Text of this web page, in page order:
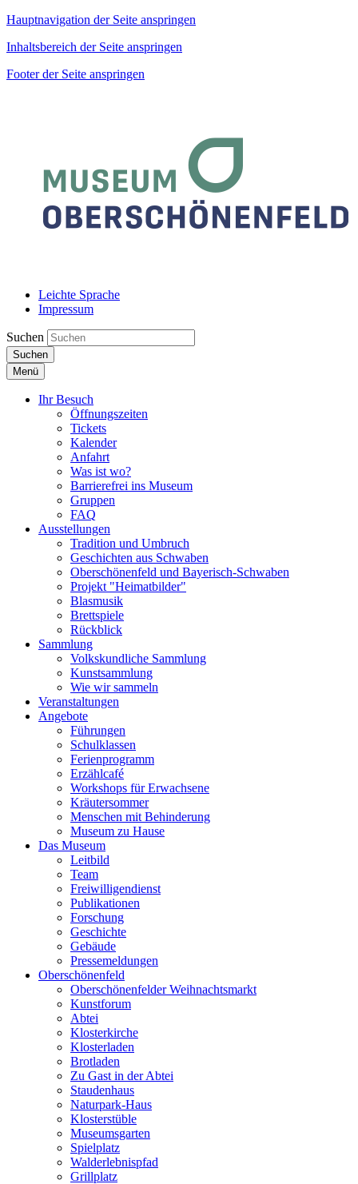
Hauptnavigation der Seite anspringen
Inhaltsbereich der Seite anspringen
Footer der Seite anspringen
Leichte Sprache
Impressum
Suchen
Suchen
Menü
Ihr Besuch
Öffnungszeiten
Tickets
Kalender
Anfahrt
Was ist wo?
Barrierefrei ins Museum
Gruppen
FAQ
Ausstellungen
Tradition und Umbruch
Geschichten aus Schwaben
Oberschönenfeld und Bayerisch-Schwaben
Projekt "Heimatbilder"
Blasmusik
Brettspiele
Rückblick
Sammlung
Volkskundliche Sammlung
Kunstsammlung
Wie wir sammeln
Veranstaltungen
Angebote
Führungen
Schulklassen
Ferienprogramm
Erzählcafé
Workshops für Erwachsene
Kräutersommer
Menschen mit Behinderung
Museum zu Hause
Das Museum
Leitbild
Team
Freiwilligendienst
Publikationen
Forschung
Geschichte
Gebäude
Pressemeldungen
Oberschönenfeld
Oberschönenfelder Weihnachtsmarkt
Kunstforum
Abtei
Klosterkirche
Klosterladen
Brotladen
Zu Gast in der Abtei
Staudenhaus
Naturpark-Haus
Klosterstüble
Museumsgarten
Spielplatz
Walderlebnispfad
Grillplatz